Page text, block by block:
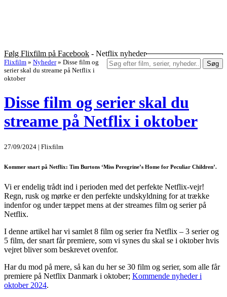
Følg Flixfilm på Facebook - Netflix nyheder
Søg
Flixfilm » Nyheder » Disse film og
serier skal du streame på Netflix i
oktober
Disse film og serier skal du
streame på Netflix i oktober
27/09/2024 | Flixfilm
Kommer snart på Netflix: Tim Burtons ‘Miss Peregrine’s Home for Peculiar Children’.
Vi er endelig trådt ind i perioden med det perfekte Netflix-vejr!
Regn, rusk og mørke er den perfekte undskyldning for at trække
indenfor og under tæppet mens at der streames film og serier på
Netflix.
I denne artikel har vi samlet 8 film og serier fra Netflix – 3 serier og
5 film, der snart får premiere, som vi synes du skal se i oktober hvis
vejret bliver som beskrevet ovenfor.
Har du mod på mere, så kan du her se 30 film og serier, som alle får
premiere på Netflix Danmark i oktober; Kommende nyheder i
oktober 2024.